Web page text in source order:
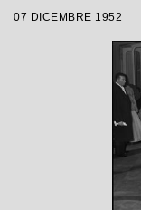
07 DICEMBRE 1952